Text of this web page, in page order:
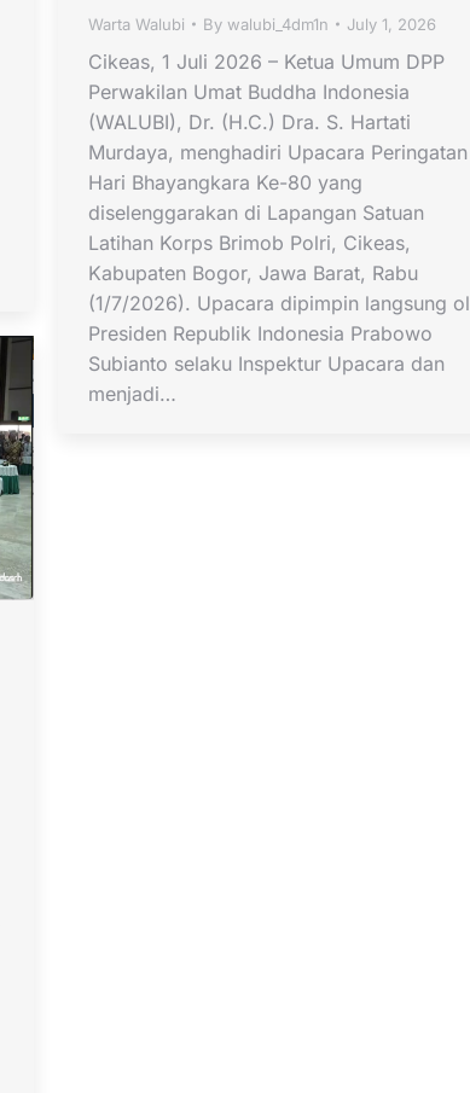
Warta Walubi By walubi_4dm1n July 1, 2026
Cikeas, 1 Juli 2026 – Ketua Umum DPP
Perwakilan Umat Buddha Indonesia
(WALUBI), Dr. (H.C.) Dra. S. Hartati
Murdaya, menghadiri Upacara Peringatan
Hari Bhayangkara Ke-80 yang
diselenggarakan di Lapangan Satuan
Latihan Korps Brimob Polri, Cikeas,
Kabupaten Bogor, Jawa Barat, Rabu
(1/7/2026). Upacara dipimpin langsung
Presiden Republik Indonesia Prabowo
Subianto selaku Inspektur Upacara dan
menjadi…